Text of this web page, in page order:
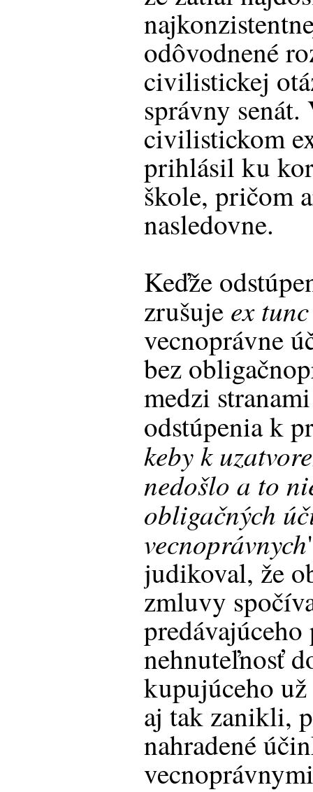
odôvodnené
civilistickej
správny
civilistickom
prihlásil ku
škole, pričom
nasledovne.
Keďže
zrušuje ex tunc
vecnoprávne
bez
medzi
odstúpenia k
keby k
nedošlo a to
obligačných
vecnoprávnych
judikoval, že
zmluvy
predávajúceho
nehnuteľnosť
kupujúceho
aj tak zanikli,
nahradené